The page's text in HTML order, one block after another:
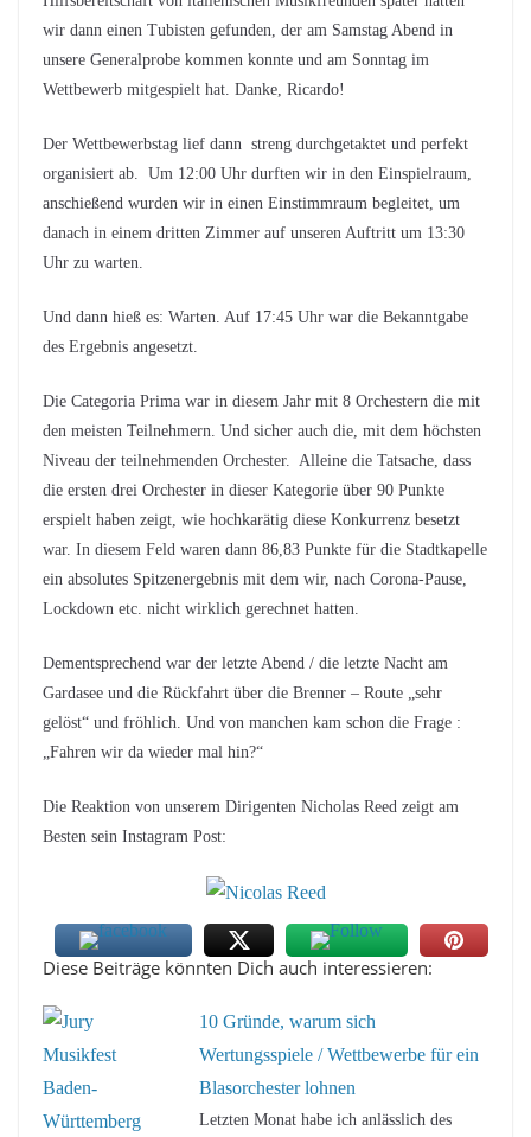
wir dann einen Tubisten gefunden, der am Samstag Abend in
unsere Generalprobe kommen konnte und am Sonntag im
Wettbewerb mitgespielt hat. Danke, Ricardo!
Der Wettbewerbstag lief dann streng durchgetaktet und perfekt
organisiert ab. Um 12:00 Uhr durften wir in den Einspielraum,
anschießend wurden wir in einen Einstimmraum begleitet, um
danach in einem dritten Zimmer auf unseren Auftritt um 13:30
Uhr zu warten.
Und dann hieß es: Warten. Auf 17:45 Uhr war die Bekanntgabe
des Ergebnis angesetzt.
Die Categoria Prima war in diesem Jahr mit 8 Orchestern die mit
den meisten Teilnehmern. Und sicher auch die, mit dem höchsten
Niveau der teilnehmenden Orchester. Alleine die Tatsache, dass
die ersten drei Orchester in dieser Kategorie über 90 Punkte
erspielt haben zeigt, wie hochkarätig diese Konkurrenz besetzt
war. In diesem Feld waren dann 86,83 Punkte für die Stadtkapelle
ein absolutes Spitzenergebnis mit dem wir, nach Corona-Pause,
Lockdown etc. nicht wirklich gerechnet hatten.
Dementsprechend war der letzte Abend / die letzte Nacht am
Gardasee und die Rückfahrt über die Brenner – Route „sehr
gelöst“ und fröhlich. Und von manchen kam schon die Frage :
„Fahren wir da wieder mal hin?“
Die Reaktion von unserem Dirigenten Nicholas Reed zeigt am
Besten sein Instagram Post:
Diese Beiträge könnten Dich auch interessieren:
10 Gründe, warum sich
Wertungsspiele / Wettbewerbe für ein
Blasorchester lohnen
Letzten Monat habe ich anlässlich des